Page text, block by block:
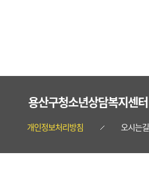
용산구청소년상담복지센터
개인정보처리방침 오시는길